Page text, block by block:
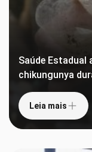
Saúde Estadual
chikungunya
Leia mais